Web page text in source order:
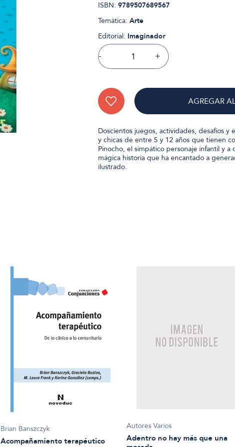
ISBN: 9789507689567
Temática: Arte
Editorial: Imaginador
- +
AGREGAR
Doscientos juegos, actividades, desafíos y
y chicas de entre 5 y 12 años que tienen
Pinocho, el simpático personaje infantil y a
mágica historia que ha encantado a
ilustrado.
Brian Banszczyk
Acompañamiento terapéutico
Autores Varios
Adentro no hay más que una